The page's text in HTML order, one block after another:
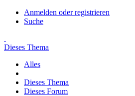
Anmelden oder registrieren
Suche
Dieses Thema
Alles
Dieses Thema
Dieses Forum